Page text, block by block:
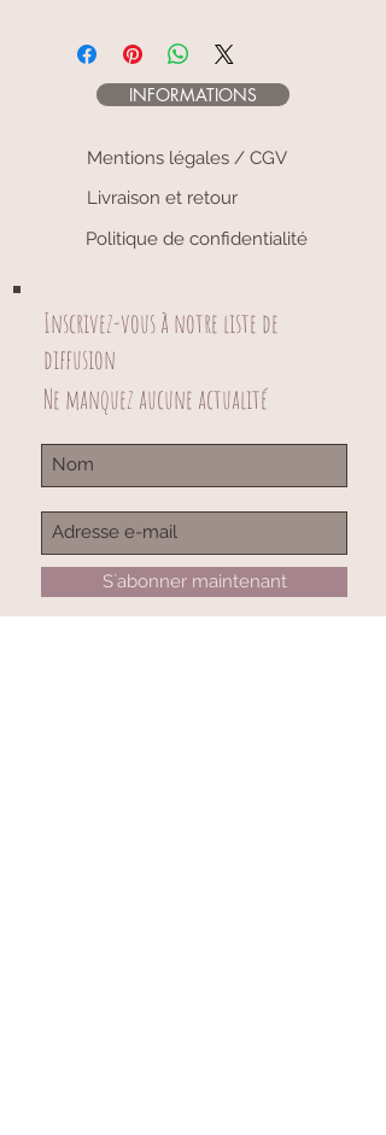
Diamètre wax corde : 1,5 mm
INFORMATIONS
Mentions légales / CGV
Livraison et retour
Politique de confidentialité
Inscrivez-vous à notre liste de
diffusion
Ne manquez aucune actualité
S`abonner maintenant